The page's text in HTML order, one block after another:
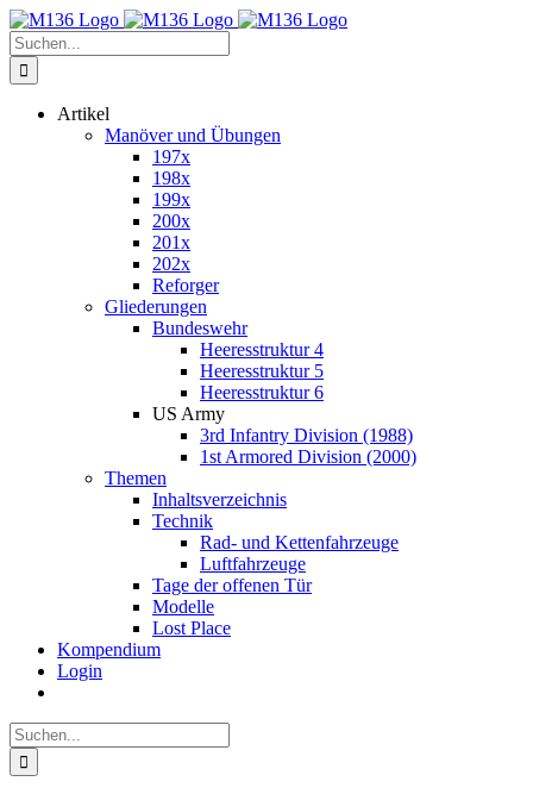
Zum
Inhalt
springen
Suche
nach:
Artikel
Manöver und Übungen
197x
198x
199x
200x
201x
202x
Reforger
Gliederungen
Bundeswehr
Heeresstruktur 4
Heeresstruktur 5
Heeresstruktur 6
US Army
3rd Infantry Division (1988)
1st Armored Division (2000)
Themen
Inhaltsverzeichnis
Technik
Rad- und Kettenfahrzeuge
Luftfahrzeuge
Tage der offenen Tür
Modelle
Lost Place
Kompendium
Login
Suche
nach: